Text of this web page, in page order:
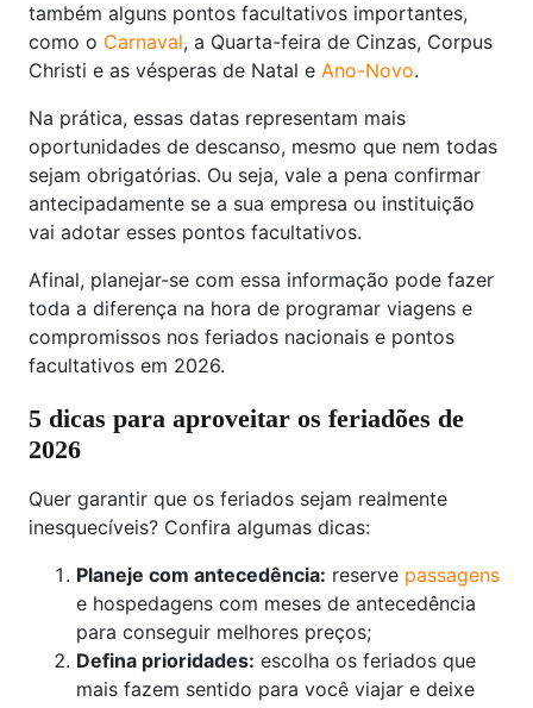
também alguns pontos facultativos importantes,
como o Carnaval, a Quarta-feira de Cinzas, Corpus
Christi e as vésperas de Natal e Ano-Novo.
Na prática, essas datas representam mais
oportunidades de descanso, mesmo que nem todas
sejam obrigatórias. Ou seja, vale a pena confirmar
antecipadamente se a sua empresa ou instituição
vai adotar esses pontos facultativos.
Afinal, planejar-se com essa informação pode fazer
toda a diferença na hora de programar viagens e
compromissos nos feriados nacionais e pontos
facultativos em 2026.
5 dicas para aproveitar os feriadões de
2026
Quer garantir que os feriados sejam realmente
inesquecíveis? Confira algumas dicas:
Planeje com antecedência: reserve passagens
e hospedagens com meses de antecedência
para conseguir melhores preços;
Defina prioridades: escolha os feriados que
mais fazem sentido para você viajar e deixe